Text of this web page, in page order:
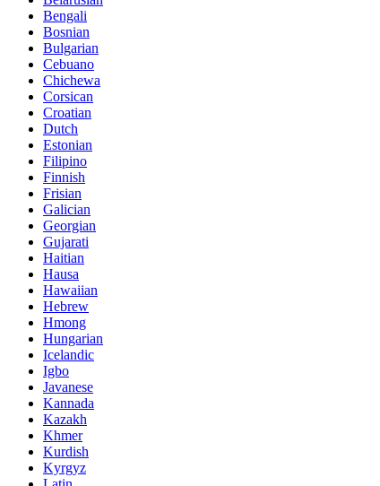
Bengali
Bosnian
Bulgarian
Cebuano
Chichewa
Corsican
Croatian
Dutch
Estonian
Filipino
Finnish
Frisian
Galician
Georgian
Gujarati
Haitian
Hausa
Hawaiian
Hebrew
Hmong
Hungarian
Icelandic
Igbo
Javanese
Kannada
Kazakh
Khmer
Kurdish
Kyrgyz